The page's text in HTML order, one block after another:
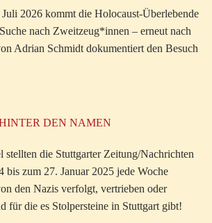
2026 kommt die Holocaust-Überlebende
nach Zweitzeug*innen – erneut nach
Adrian Schmidt dokumentiert den Besuch
DEN NAMEN
die Stuttgarter Zeitung/Nachrichten
bis zum 27. Januar 2025 jede Woche
den Nazis verfolgt, vertrieben oder
für die es Stolpersteine in Stuttgart gibt!